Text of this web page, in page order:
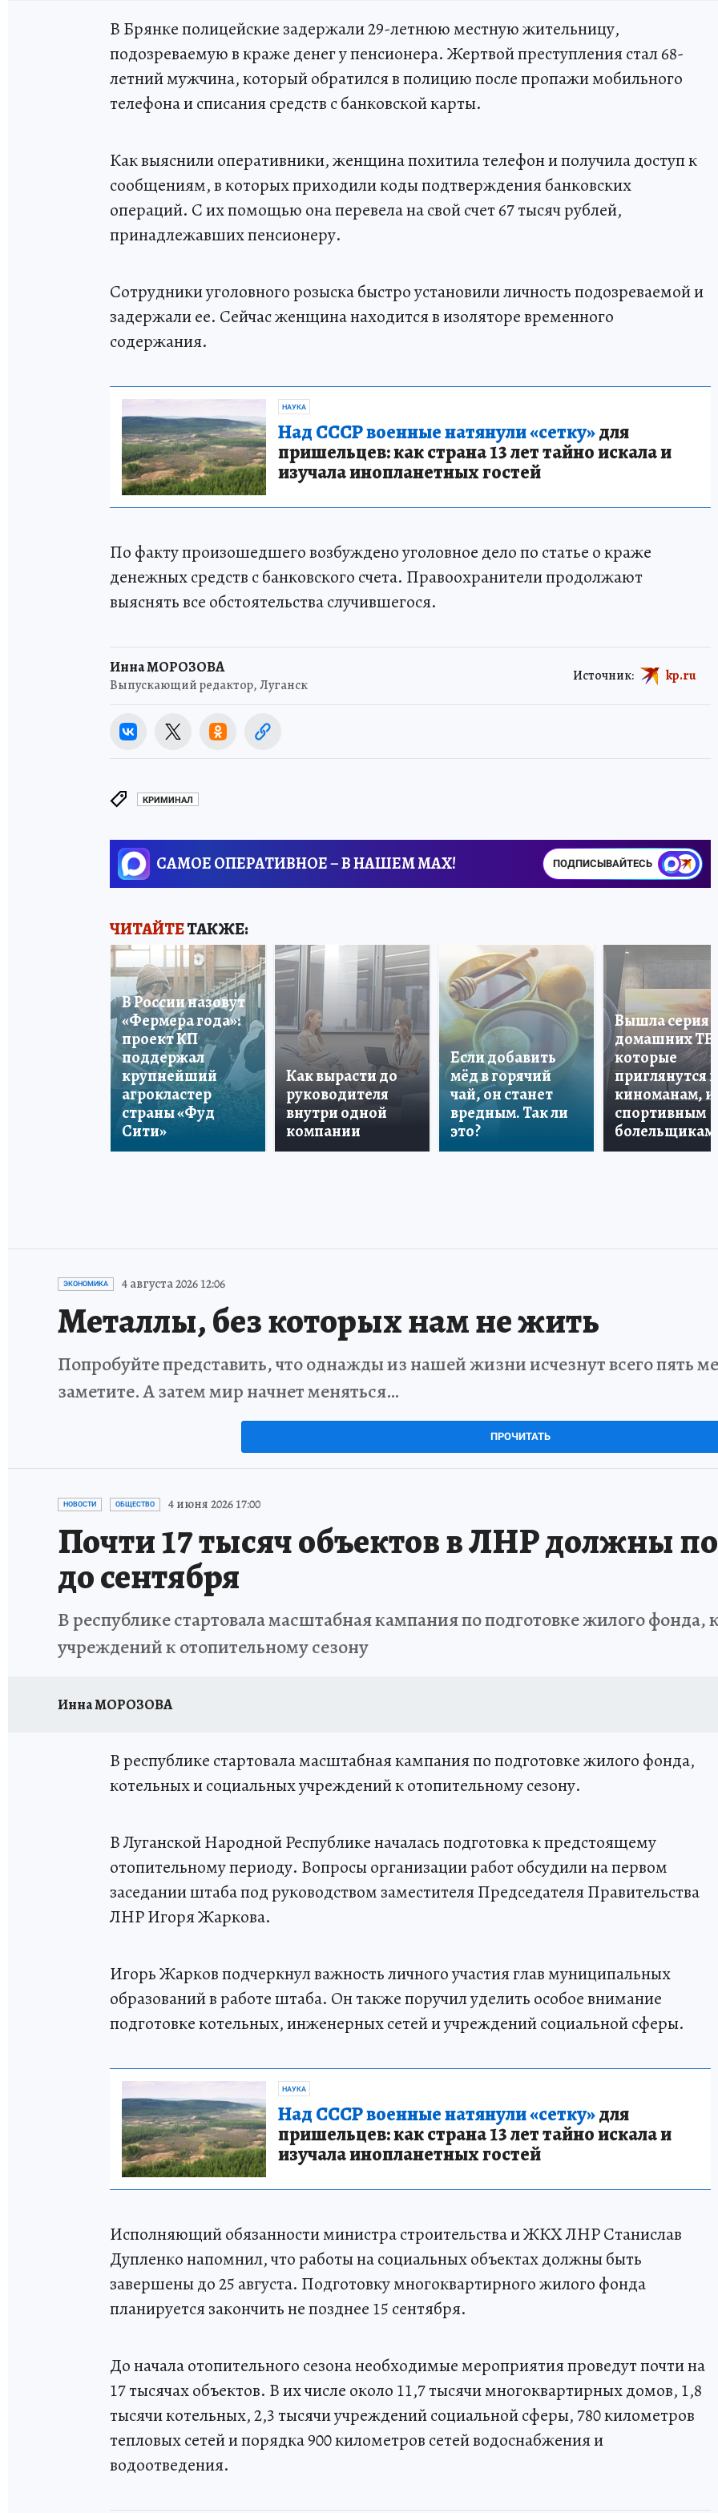
В Брянке полицейские задержали 29-летнюю местную жительницу,
подозреваемую в краже денег у пенсионера. Жертвой преступления стал 68-
летний мужчина, который обратился в полицию после пропажи мобильного
телефона и списания средств с банковской карты.
Как выяснили оперативники, женщина похитила телефон и получила доступ к
сообщениям, в которых приходили коды подтверждения банковских
операций. С их помощью она перевела на свой счет 67 тысяч рублей,
принадлежавших пенсионеру.
Сотрудники уголовного розыска быстро установили личность подозреваемой и
задержали ее. Сейчас женщина находится в изоляторе временного
содержания.
НАУКА
Над СССР военные натянули «сетку»для
пришельцев: как страна 13 лет тайно искала и
изучала инопланетных гостей
По факту произошедшего возбуждено уголовное дело по статье о краже
денежных средств с банковского счета. Правоохранители продолжают
выяснять все обстоятельства случившегося.
Инна МОРОЗОВА
Выпускающий редактор, Луганск
Источник: kp.ru
КРИМИНАЛ
САМОЕ ОПЕРАТИВНОЕ – В НАШЕМ MAX! ПОДПИСЫВАЙТЕСЬ
ЧИТАЙТЕТАКЖЕ:
В России назовут
«Фермера года»:
проект КП
поддержал
крупнейший
агрокластер
страны «Фуд
Сити»
Как вырасти до
руководителя
внутри одной
компании
Если добавить
мёд в горячий
чай, он станет
вредным. Так ли
это?
Вышла серия
домашних ТВ,
которые
приглянутся и
киноманам, и
спортивным
болельщикам
ЭКОНОМИКА 4 августа 2026 12:06
Металлы, без которых нам не жить
Попробуйте представить, что однажды из нашей жизни исчезнут всего пять
заметите. А затем мир начнет меняться…
ПРОЧИТАТЬ
НОВОСТИ ОБЩЕСТВО 4 июня 2026 17:00
Почти 17 тысяч объектов в ЛНР должны
до сентября
В республике стартовала масштабная кампания по подготовке жилого фонда,
учреждений к отопительному сезону
Инна МОРОЗОВА
В республике стартовала масштабная кампания по подготовке жилого фонда,
котельных и социальных учреждений к отопительному сезону.
В Луганской Народной Республике началась подготовка к предстоящему
отопительному периоду. Вопросы организации работ обсудили на первом
заседании штаба под руководством заместителя Председателя Правительства
ЛНР Игоря Жаркова.
Игорь Жарков подчеркнул важность личного участия глав муниципальных
образований в работе штаба. Он также поручил уделить особое внимание
подготовке котельных, инженерных сетей и учреждений социальной сферы.
НАУКА
Над СССР военные натянули «сетку»для
пришельцев: как страна 13 лет тайно искала и
изучала инопланетных гостей
Исполняющий обязанности министра строительства и ЖКХ ЛНР Станислав
Дупленко напомнил, что работы на социальных объектах должны быть
завершены до 25 августа. Подготовку многоквартирного жилого фонда
планируется закончить не позднее 15 сентября.
До начала отопительного сезона необходимые мероприятия проведут почти на
17 тысячах объектов. В их числе около 11,7 тысячи многоквартирных домов, 1,8
тысячи котельных, 2,3 тысячи учреждений социальной сферы, 780 километров
тепловых сетей и порядка 900 километров сетей водоснабжения и
водоотведения.